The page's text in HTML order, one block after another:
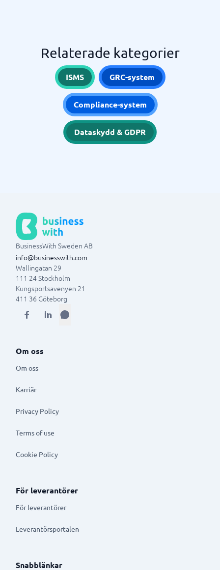
Relaterade kategorier
ISMS GRC-system
Compliance-system
Dataskydd & GDPR
BusinessWith Sweden AB
info@businesswith.com
Wallingatan 29
111 24Stockholm
Kungsportsavenyen 21
411 36 Göteborg
Om oss
Om oss
Karriär
Privacy Policy
Terms of use
Cookie Policy
För leverantörer
För leverantörer
Leverantörsportalen
Snabblänkar